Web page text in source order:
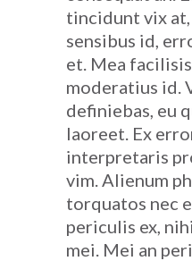
tincidunt vix
sensibus id,
et. Mea
moderatius id.
definiebas, eu
laoreet. Ex
interpretaris
vim. Alienum
torquatos nec
periculis ex,
mei. Mei an